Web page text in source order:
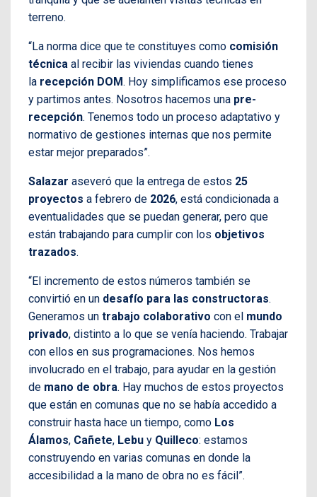
terreno.
“La norma dice que te constituyes como comisión
técnica al recibir las viviendas cuando tienes
la recepción DOM. Hoy simplificamos ese proceso
y partimos antes. Nosotros hacemos una pre-
recepción. Tenemos todo un proceso adaptativo y
normativo de gestiones internas que nos permite
estar mejor preparados”.
Salazar aseveró que la entrega de estos 25
proyectos a febrero de 2026, está condicionada a
eventualidades que se puedan generar, pero que
están trabajando para cumplir con los objetivos
trazados.
“El incremento de estos números también se
convirtió en un desafío para las constructoras.
Generamos un trabajo colaborativo con el mundo
privado, distinto a lo que se venía haciendo. Trabajar
con ellos en sus programaciones. Nos hemos
involucrado en el trabajo, para ayudar en la gestión
de mano de obra. Hay muchos de estos proyectos
que están en comunas que no se había accedido a
construir hasta hace un tiempo, como Los
Álamos, Cañete, Lebu y Quilleco: estamos
construyendo en varias comunas en donde la
accesibilidad a la mano de obra no es fácil”.